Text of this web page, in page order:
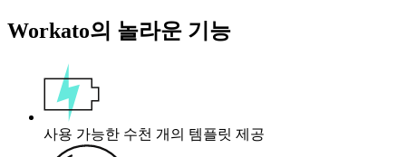
Workato의 놀라운 기능
사용 가능한 수천 개의 템플릿 제공